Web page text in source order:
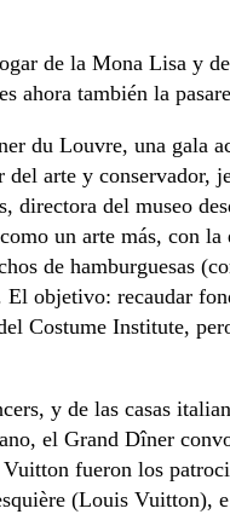
de la Mona Lisa y
ahora también la
du Louvre, una gala
arte y conservador,
directora del museo
un arte más, con
de hamburguesas
objetivo: recaudar
Costume Institute,
y de las casas
el Grand Dîner
fueron los
(Louis Vuitton),